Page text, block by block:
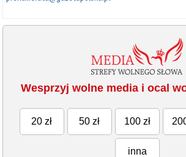
Wesprzyj wolne media i ocal
20 zł 50 zł 100 zł
inna